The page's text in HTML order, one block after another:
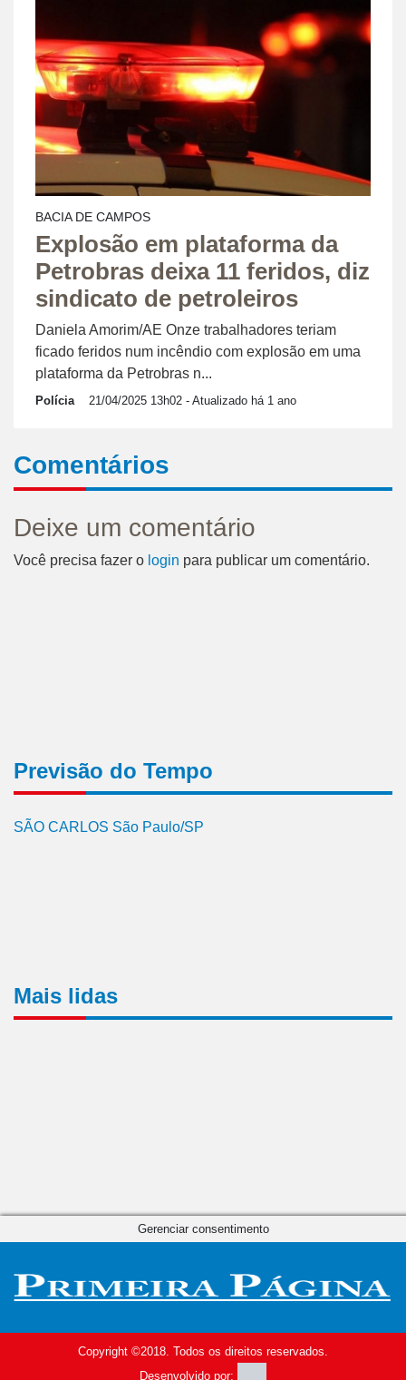
BACIA DE CAMPOS
Explosão em plataforma da
Petrobras deixa 11 feridos, diz
sindicato de petroleiros
Daniela Amorim/AE Onze trabalhadores teriam
ficado feridos num incêndio com explosão em uma
plataforma da Petrobras n...
Polícia 21/04/2025 13h02 - Atualizado há 1 ano
Comentários
Deixe um comentário
Você precisa fazer o login para publicar um comentário.
Previsão do Tempo
SÃO CARLOS São Paulo/SP
Mais lidas
Copyright ©2018. Todos os direitos reservados.
Desenvolvido por:
Gerenciar consentimento